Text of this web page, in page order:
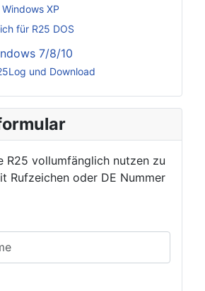
XP
für R25 DOS
7/8/10
und Download
R25 vollumfänglich nutzen zu
Rufzeichen oder DE Nummer